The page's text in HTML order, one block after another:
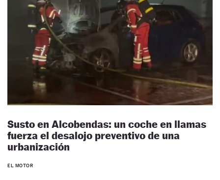
Susto en Alcobendas: un coche en llamas
fuerza el desalojo preventivo de una
urbanización
EL MOTOR